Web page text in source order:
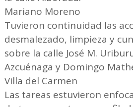
Mariano Moreno
Tuvieron continuidad las
desmalezado, limpieza y
sobre la calle José M.
Azcuénaga y Domingo
Villa del Carmen
Las tareas estuvieron